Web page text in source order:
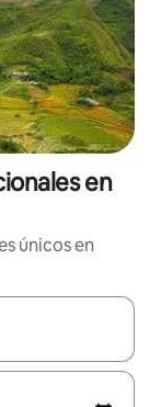
en
únicos en
navegar